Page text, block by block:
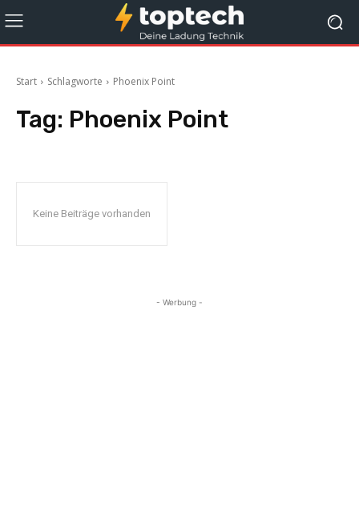
Start Schlagworte Phoenix Point
Tag: Phoenix Point
Keine Beiträge vorhanden
- Werbung -